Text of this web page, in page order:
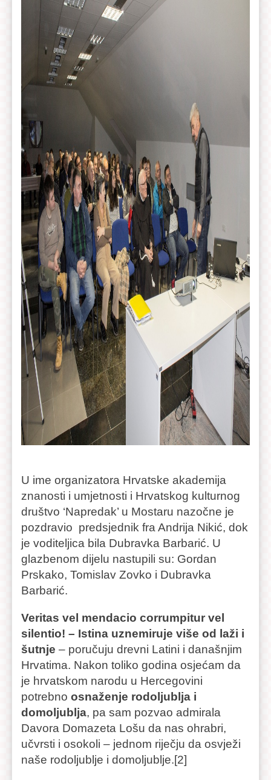
U ime organizatora Hrvatske akademija
znanosti i umjetnosti i Hrvatskog kulturnog
društvo ‘Napredak’ u Mostaru nazočne je
pozdravio predsjednik fra Andrija Nikić, dok
je voditeljica bila Dubravka Barbarić. U
glazbenom dijelu nastupili su: Gordan
Prskako, Tomislav Zovko i Dubravka
Barbarić.
Veritas vel mendacio corrumpitur vel
silentio! – Istina uznemiruje više od laži i
šutnje – poručuju drevni Latini i današnjim
Hrvatima. Nakon toliko godina osjećam da
je hrvatskom narodu u Hercegovini
potrebno osnaženje rodoljublja i
domoljublja, pa sam pozvao admirala
Davora Domazeta Lošu da nas ohrabri,
učvrsti i osokoli – jednom riječju da osvježi
naše rodoljublje i domoljublje.[2]